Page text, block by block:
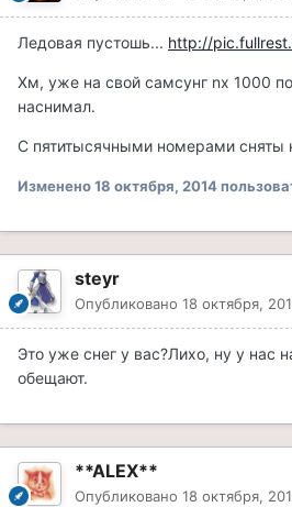
Ледовая пустошь... http://
Хм, уже на свой самсунг nx 1000
наснимал.
С пятитысячными номерами сняты
Изменено18 октября, 2014
steyr
Опубликовано 18 октября,
Это уже снег у вас?Лихо, ну у нас
обещают.
**ALEX**
Опубликовано 18 октября,